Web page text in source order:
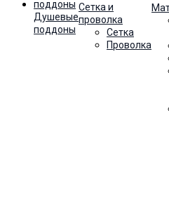
Душевые
поддоны
Сетка и
проволка
Сетка
Проволка